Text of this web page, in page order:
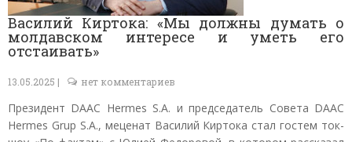
Василий Киртока: «Мы должны думать о
молдавском интересе и уметь его
отстаивать»
13.05.2025 | нет комментариев
Президент DAAC Hermes S.A. и председатель Совета DAAC
Hermes Grup S.A., меценат Василий Киртока стал гостем ток-